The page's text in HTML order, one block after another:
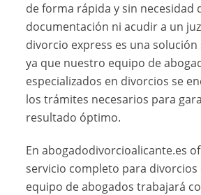
de forma rápida y sin necesidad
documentación ni acudir a un
divorcio express es una solución
ya que nuestro equipo de
especializados en divorcios se
los trámites necesarios para
resultado óptimo.
En abogadodivorcioalicante.es
servicio completo para divorcios
equipo de abogados trabajará